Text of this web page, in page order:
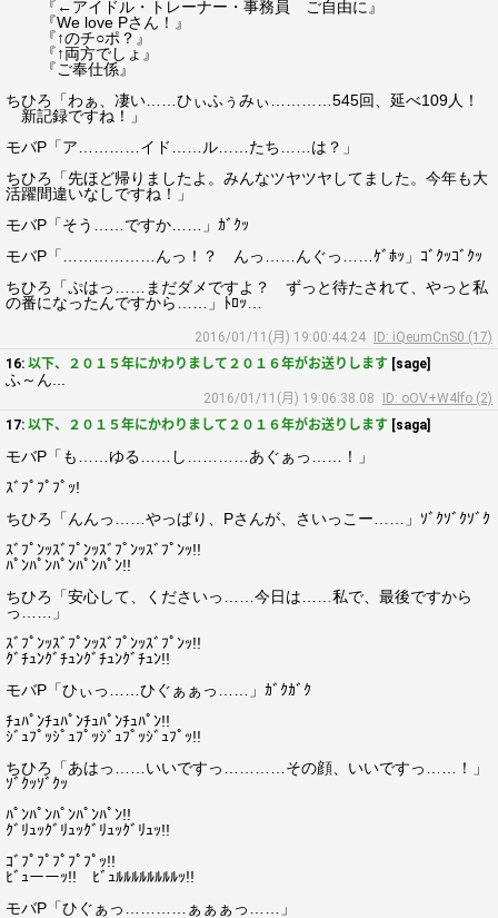
『←アイドル・トレーナー・事務員 ご自由に』
『We love Pさん！』
『↑のチ○ポ？』
『↑両方でしょ』
『ご奉仕係』
ちひろ「わぁ、凄い……ひぃふぅみぃ…………545回、延べ109人！
新記録ですね！」
モバP「ア…………イド……ル……たち……は？」
ちひろ「先ほど帰りましたよ。みんなツヤツヤしてました。今年も大
活躍間違いなしですね！」
モバP「そう……ですか……」ｶﾞｸｯ
モバP「………………んっ！？ んっ……んぐっ……ｹﾞﾎｯ」ｺﾞｸｯｺﾞｸｯ
ちひろ「ぷはっ……まだダメですよ？ ずっと待たされて、やっと私
の番になったんですから……」ﾄﾛｯ…
2016/01/11(月) 19:00:44.24
ID: iQeumCnS0 (17)
16: 以下、２０１５年にかわりまして２０１６年がお送りします [sage]
ふ～ん...
2016/01/11(月) 19:06:38.08
ID: oOV+W4lfo (2)
17: 以下、２０１５年にかわりまして２０１６年がお送りします [saga]
モバP「も……ゆる……し…………あぐぁっ……！」
ｽﾞﾌﾟﾌﾟﾌﾟｯ!
ちひろ「んんっ……やっぱり、Pさんが、さいっこー……」ｿﾞｸｿﾞｸｿﾞｸ
ｽﾞﾌﾟﾝｯｽﾞﾌﾟﾝｯｽﾞﾌﾟﾝｯｽﾞﾌﾟﾝｯ!!
ﾊﾟﾝﾊﾟﾝﾊﾟﾝﾊﾟﾝﾊﾟﾝ!!
ちひろ「安心して、くださいっ……今日は……私で、最後ですから
っ……」
ｽﾞﾌﾟﾝｯｽﾞﾌﾟﾝｯｽﾞﾌﾟﾝｯｽﾞﾌﾟﾝｯ!!
ｸﾞﾁｭﾝｸﾞﾁｭﾝｸﾞﾁｭﾝｸﾞﾁｭﾝ!!
モバP「ひぃっ……ひぐぁぁっ……」ｶﾞｸｶﾞｸ
ﾁｭﾊﾟﾝﾁｭﾊﾟﾝﾁｭﾊﾟﾝﾁｭﾊﾟﾝ!!
ｼﾞｭﾌﾟｯｼﾟｭﾌﾟｯｼﾞｭﾌﾟｯｼﾞｭﾌﾟｯ!!
ちひろ「あはっ……いいですっ…………その顔、いいですっ……！」
ｿﾞｸｯｿﾞｸｯ
ﾊﾟﾝﾊﾟﾝﾊﾟﾝﾊﾟﾝﾊﾟﾝ!!
ｸﾞﾘｭｯｸﾞﾘｭｯｸﾞﾘｭｯｸﾞﾘｭｯ!!
ｺﾞﾌﾟﾌﾟﾌﾟﾌﾟﾌﾟｯ!!
ﾋﾞｭーーｯ!! ﾋﾞｭﾙﾙﾙﾙﾙﾙﾙﾙｯ!!
モバP「ひぐぁっ…………ぁぁぁっ……」